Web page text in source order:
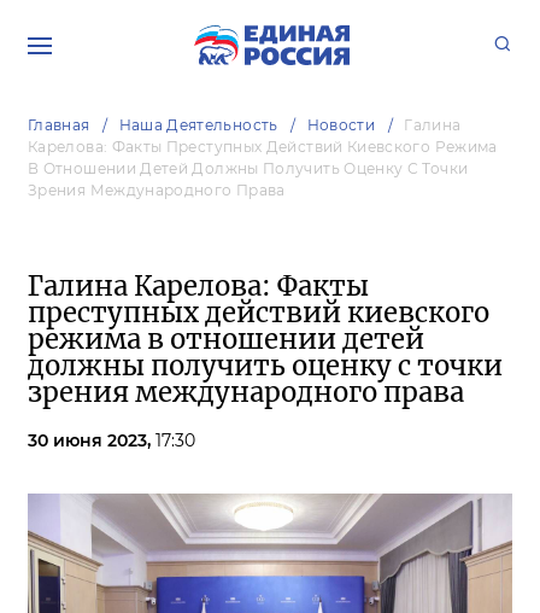
Главная Наша Деятельность Новости
Галина
Карелова: Факты Преступных Действий Киевского Режима
В Отношении Детей Должны Получить Оценку С Точки
Зрения Международного Права
Галина Карелова: Факты
преступных действий киевского
режима в отношении детей
должны получить оценку с точки
зрения международного права
30 июня 2023, 17:30